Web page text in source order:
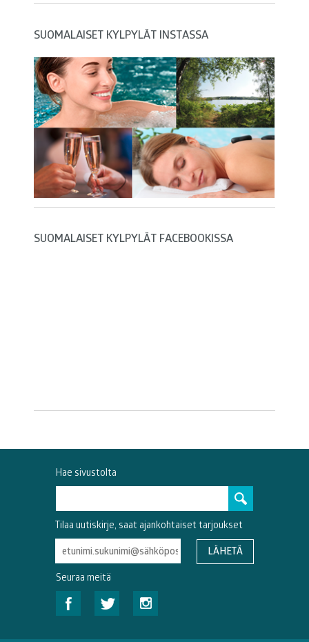
SUOMALAISET KYLPYLÄT INSTASSA
SUOMALAISET KYLPYLÄT FACEBOOKISSA
Hae sivustolta
Tilaa uutiskirje, saat ajankohtaiset tarjoukset
Seuraa meitä